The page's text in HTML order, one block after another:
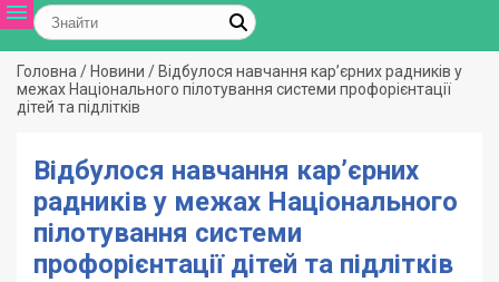
Головна / Новини / Відбулося навчання карʼєрних радників у
межах Національного пілотування системи профорієнтації
дітей та підлітків
Відбулося навчання карʼєрних
радників у межах Національного
пілотування системи
профорієнтації дітей та підлітків